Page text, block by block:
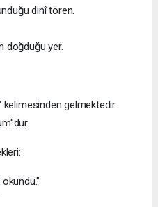
dinî tören.
doğduğu yer.
gelmektedir.